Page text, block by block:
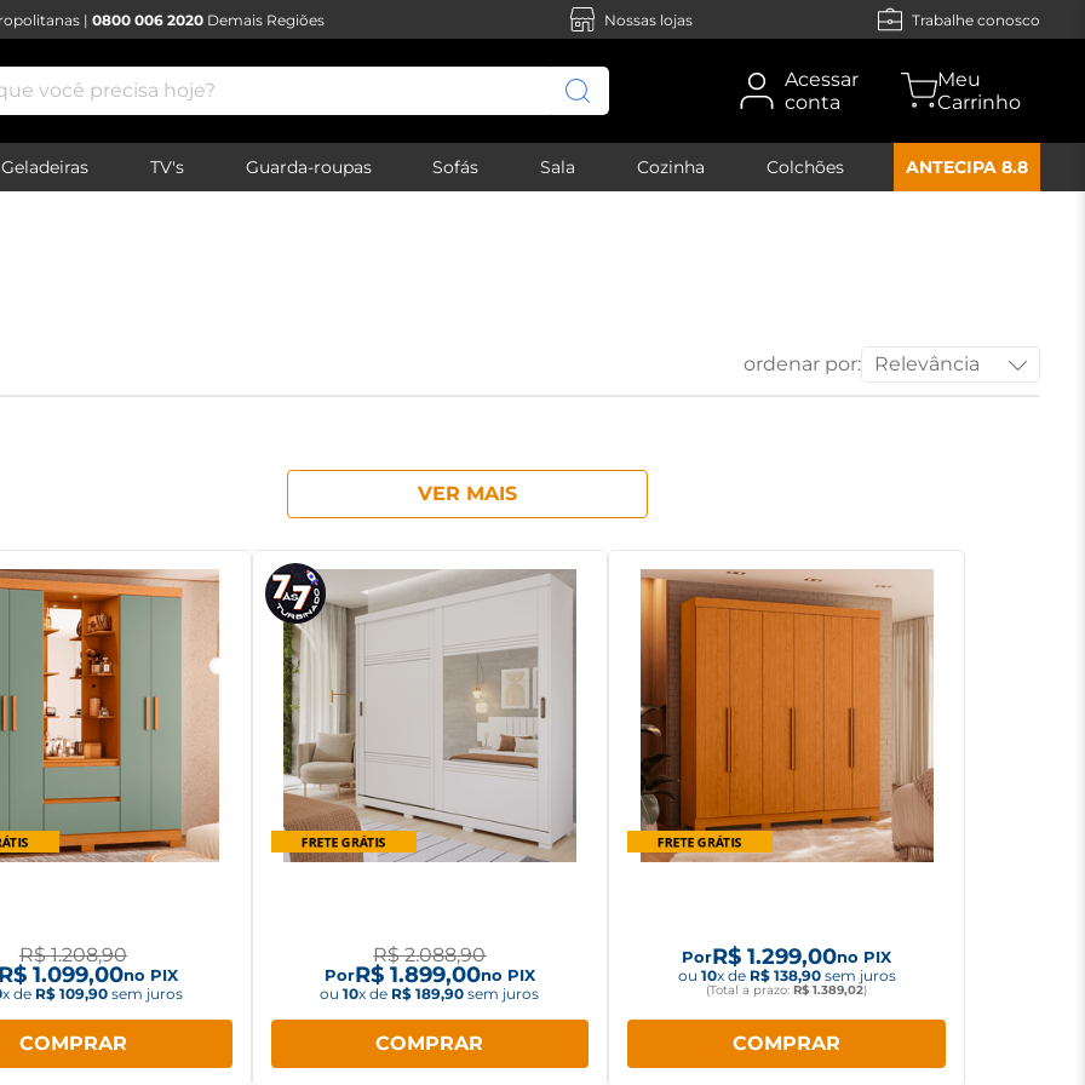
| 0800 006 2020 Demais Regiões Nossas lojas Trabalhe conosco
você precisa hoje?
Acessar
conta
Geladeiras TV's Guarda-roupas Sofás Sala Cozinha Colchões ANTECIPA 8.8
ordenar por: Relevância
R$ 1.208,90
R$ 1.099,00no PIX
x de R$ 109,90sem juros
COMPRAR
R$ 2.088,90
PorR$ 1.899,00no PIX
ou10x de R$ 189,90 sem juros
COMPRAR
PorR$ 1.299,00no PIX
ou 10x de R$ 138,90sem juros
(Total a prazo:R$ 1.389,02)
COMPRAR